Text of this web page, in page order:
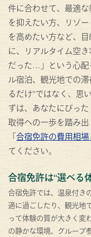
件に合わせて、最適
を抑えたい方、リゾ
を高めたい方など、
に、リアルタイム空
だった…」という心配
ル宿泊、観光地での
るだけ”ではなく、思
ずは、あなたにぴっ
取得への一歩を踏み
「合宿免許の費用相
てください。
合宿免許は“選べる
合宿免許では、温泉付き
適に過ごしたり、観光地
って体験の質が大きく変
の静かな環境、グループ